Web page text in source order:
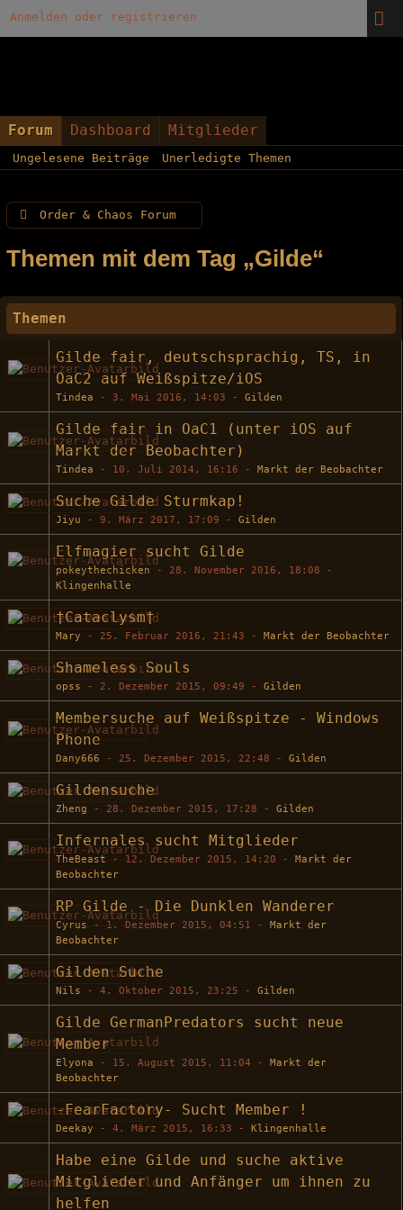
Anmelden oder registrieren
Forum Dashboard Mitglieder
Ungelesene Beiträge Unerledigte Themen
Order & Chaos Forum
Themen mit dem Tag „Gilde“
Themen
Gilde fair, deutschsprachig, TS, in
OaC2 auf Weißspitze/iOS
Tindea - 3. Mai 2016, 14:03 - Gilden
Gilde fair in OaC1 (unter iOS auf
Markt der Beobachter)
Tindea - 10. Juli 2014, 16:16 - Markt der Beobachter
Suche Gilde Sturmkap!
Jiyu - 9. März 2017, 17:09 - Gilden
Elfmagier sucht Gilde
pokeythechicken - 28. November 2016, 18:08 -
Klingenhalle
†Cataclysm†
Mary - 25. Februar 2016, 21:43 - Markt der Beobachter
Shameless Souls
opss - 2. Dezember 2015, 09:49 - Gilden
Membersuche auf Weißspitze - Windows
Phone
Dany666 - 25. Dezember 2015, 22:48 - Gilden
Gildensuche
Zheng - 28. Dezember 2015, 17:28 - Gilden
Infernales sucht Mitglieder
TheBeast - 12. Dezember 2015, 14:20 - Markt der
Beobachter
RP Gilde - Die Dunklen Wanderer
Cyrus - 1. Dezember 2015, 04:51 - Markt der
Beobachter
Gilden Suche
Nils - 4. Oktober 2015, 23:25 - Gilden
Gilde GermanPredators sucht neue
Member
Elyona - 15. August 2015, 11:04 - Markt der
Beobachter
​-FearFactory- Sucht Member !
Deekay - 4. März 2015, 16:33 - Klingenhalle
Habe eine Gilde und suche aktive
Mitglieder und Anfänger um ihnen zu
helfen